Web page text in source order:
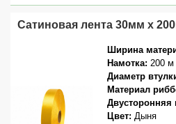
Сатиновая лента 30мм x
Ширина
Намотка: 200 м
Диаметр
Материал
Двусторонняя
Цвет: Дыня